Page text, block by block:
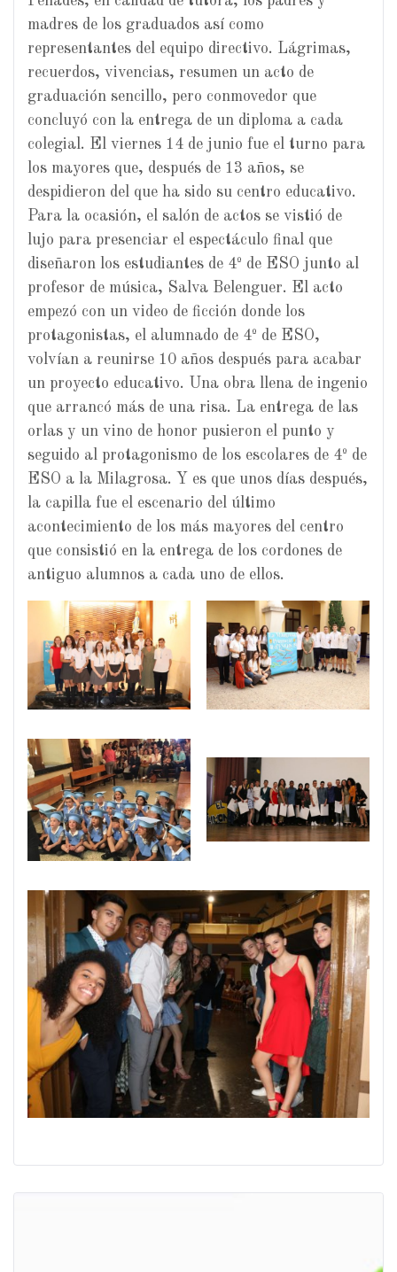
madres de los graduados así como
representantes del equipo directivo. Lágrimas,
recuerdos, vivencias, resumen un acto de
graduación sencillo, pero conmovedor que
concluyó con la entrega de un diploma a cada
colegial. El viernes 14 de junio fue el turno para
los mayores que, después de 13 años, se
despidieron del que ha sido su centro educativo.
Para la ocasión, el salón de actos se vistió de
lujo para presenciar el espectáculo final que
diseñaron los estudiantes de 4º de ESO junto al
profesor de música, Salva Belenguer. El acto
empezó con un video de ficción donde los
protagonistas, el alumnado de 4º de ESO,
volvían a reunirse 10 años después para acabar
un proyecto educativo. Una obra llena de ingenio
que arrancó más de una risa. La entrega de las
orlas y un vino de honor pusieron el punto y
seguido al protagonismo de los escolares de 4º de
ESO a la Milagrosa. Y es que unos días después,
la capilla fue el escenario del último
acontecimiento de los más mayores del centro
que consistió en la entrega de los cordones de
antiguo alumnos a cada uno de ellos.